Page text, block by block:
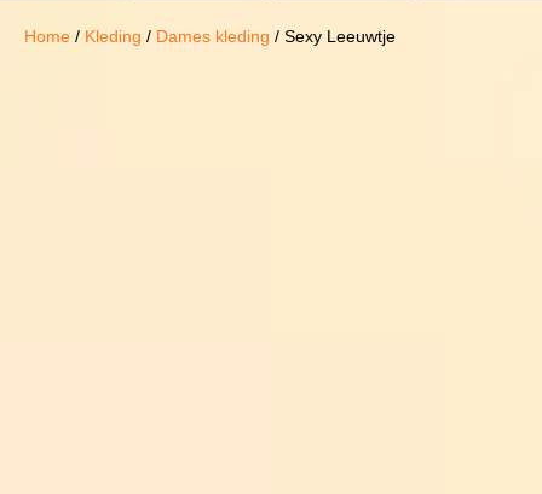
Home / Kleding / Dames kleding / Sexy Leeuwtje